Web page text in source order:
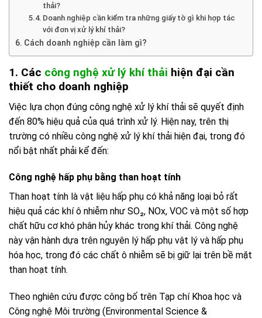
thải?
Doanh nghiệp cần kiểm tra những giấy tờ gì khi hợp tác
với đơn vị xử lý khí thải?
Cách doanh nghiệp cần làm gì?
1. Các công nghệ xử lý khí thải hiện đại cần
thiết cho doanh nghiệp
Việc lựa chọn đúng công nghệ xử lý khí thải sẽ quyết định
đến 80% hiệu quả của quá trình xử lý. Hiện nay, trên thị
trường có nhiều công nghệ xử lý khí thải hiện đại, trong đó
nổi bật nhất phải kể đến:
Công nghệ hấp phụ bằng than hoạt tính
Than hoạt tính là vật liệu hấp phụ có khả năng loại bỏ rất
hiệu quả các khí ô nhiễm như SO₂, NOx, VOC và một số hợp
chất hữu cơ khó phân hủy khác trong khí thải. Công nghệ
này vận hành dựa trên nguyên lý hấp phụ vật lý và hấp phụ
hóa học, trong đó các chất ô nhiễm sẽ bị giữ lại trên bề mặt
than hoạt tính.
Theo nghiên cứu được công bố trên Tạp chí Khoa học và
Công nghệ Môi trường (Environmental Science &